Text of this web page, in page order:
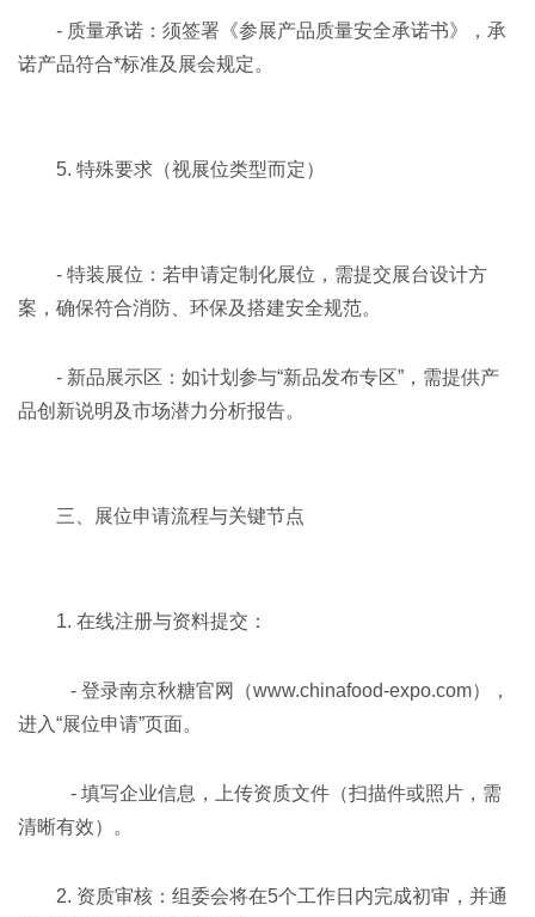
- 质量承诺：须签署《参展产品质量安全承诺书》，承
诺产品符合*标准及展会规定。
5. 特殊要求（视展位类型而定）
- 特装展位：若申请定制化展位，需提交展台设计方
案，确保符合消防、环保及搭建安全规范。
- 新品展示区：如计划参与“新品发布专区”，需提供产
品创新说明及市场潜力分析报告。
三、展位申请流程与关键节点
1. 在线注册与资料提交：
- 登录南京秋糖官网（www.chinafood-expo.com），
进入“展位申请”页面。
- 填写企业信息，上传资质文件（扫描件或照片，需
清晰有效）。
2. 资质审核：组委会将在5个工作日内完成初审，并通